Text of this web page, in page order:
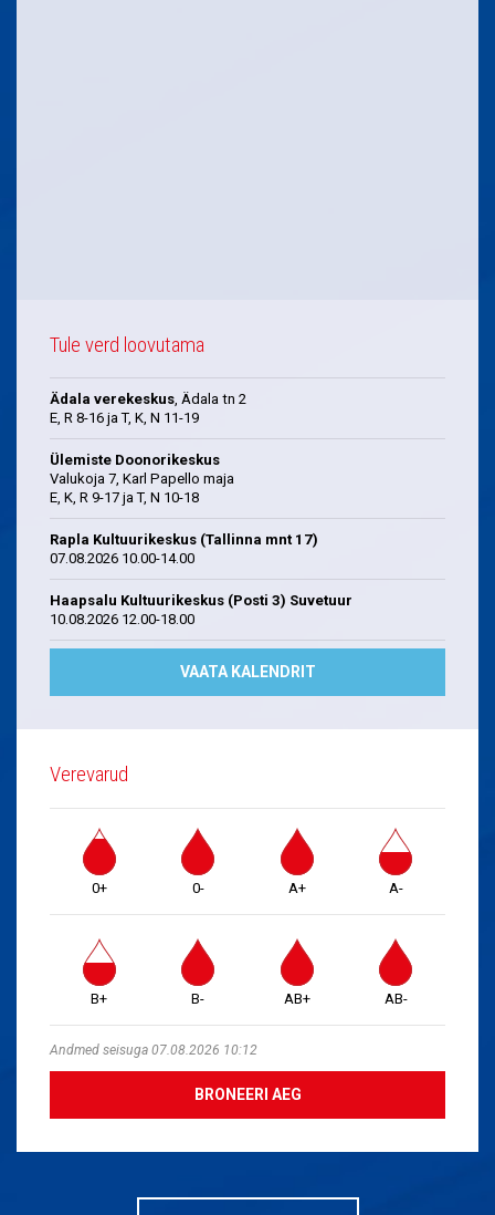
Tule verd loovutama
Ädala verekeskus, Ädala tn 2
E, R 8-16 ja T, K, N 11-19
Ülemiste Doonorikeskus
Valukoja 7, Karl Papello maja
E, K, R 9-17 ja T, N 10-18
Rapla Kultuurikeskus (Tallinna mnt 17)
07.08.2026 10.00-14.00
Haapsalu Kultuurikeskus (Posti 3) Suvetuur
10.08.2026 12.00-18.00
VAATA KALENDRIT
Verevarud
0+ 0- A+ A-
B+ B- AB+ AB-
Andmed seisuga 07.08.2026 10:12
BRONEERI AEG